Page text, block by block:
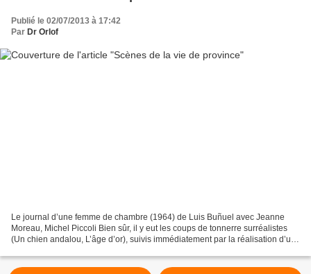
Publié le 02/07/2013 à 17:42
Par Dr Orlof
Le journal d’une femme de chambre (1964) de Luis Buñuel avec Jeanne
Moreau, Michel Piccoli Bien sûr, il y eut les coups de tonnerre surréalistes
(Un chien andalou, L’âge d’or), suivis immédiatement par la réalisation d’un